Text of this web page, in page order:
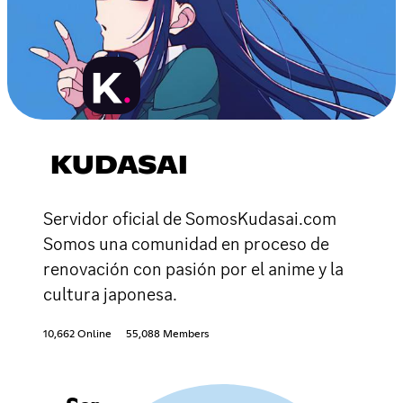
KUDASAI
Servidor oficial de SomosKudasai.com
Somos una comunidad en proceso de
renovación con pasión por el anime y la
cultura japonesa.
10,662 Online 55,088 Members